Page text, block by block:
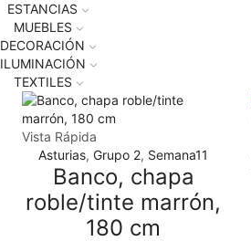
ESTANCIAS
MUEBLES
DECORACIÓN
ILUMINACIÓN
TEXTILES
Vista Rápida
Asturias, Grupo 2, Semana11
Banco, chapa
roble/tinte marrón,
180 cm